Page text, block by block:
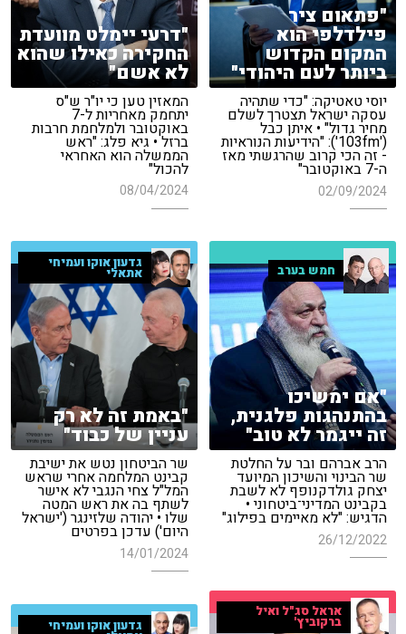
"פתאום ציר
פילדלפי הוא
המקום הקדוש
ביותר לעם היהודי"
יוסי טאטיקה: "כדי שתהיה
עסקה ישראל תצטרך לשלם
מחיר גדול" • איתן כבל
('103fm'): "הידיעות הנוראיות
- זה הכי קרוב שהרגשתי מאז
ה-7 באוקטובר"
02/09/2024
"דרעי יימלט מוועדת
החקירה כאילו שהוא
לא אשם"
המאזין טען כי יו"ר ש"ס
יתחמק מאחריות ל-7
באוקטובר ולמלחמת חרבות
ברזל • גיא פלג: "ראש
הממשלה הוא האחראי
להכול"
08/04/2024
גדעון אוקו ועמיחי
אתאלי
"באמת זה לא רק
עניין של כבוד"
שר הביטחון נטש את ישיבת
קבינט המלחמה אחרי שראש
המל"ל צחי הנגבי לא אישר
לשתף בה את ראש המטה
שלו • יהודה שלזינגר ('ישראל
היום') עדכן בפרטים
14/01/2024
חמש בערב
"אם ימשיכו
בהתנהגות פלגנית,
זה ייגמר לא טוב"
הרב אברהם ובר על החלטת
שר הבינוי והשיכון המיועד
יצחק גולדקנופף לא לשבת
בקבינט המדיני־ביטחוני •
הדגיש: "לא מאיימים בפילוג"
26/12/2022
אראל סג"ל ואיל
ברקוביץ' גדעון אוקו ועמיחי